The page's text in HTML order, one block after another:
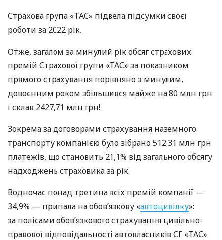
Страхова група «ТАС» підвела підсумки своєї
роботи за 2022 рік.
Отже, загалом за минулий рік обсяг страхових
премій Страхової групи «ТАС» за показником
прямого страхування порівняно з минулим,
довоєнним роком збільшився майже на 80 млн грн
і склав 2427,71 млн грн!
Зокрема за договорами страхування наземного
транспорту компанією було зібрано 512,31 млн грн
платежів, що становить 21,1% від загального обсягу
надходжень страховика за рік.
Водночас понад третина всіх премій компанії —
34,9% — припала на обов’язкову «автоцивілку»:
за полісами обов’язкового страхування цивільно-
правової відповідальності автовласників СГ «ТАС»